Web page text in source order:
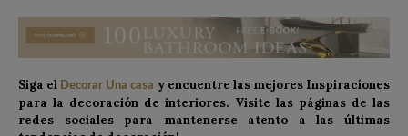
Siga el Decorar Una casa y encuentre las mejores Inspiracíones
para la decoración de interiores. Visite las páginas de las
redes sociales para mantenerse atento a las últimas